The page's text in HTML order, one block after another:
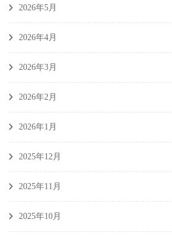
2026年5月
2026年4月
2026年3月
2026年2月
2026年1月
2025年12月
2025年11月
2025年10月